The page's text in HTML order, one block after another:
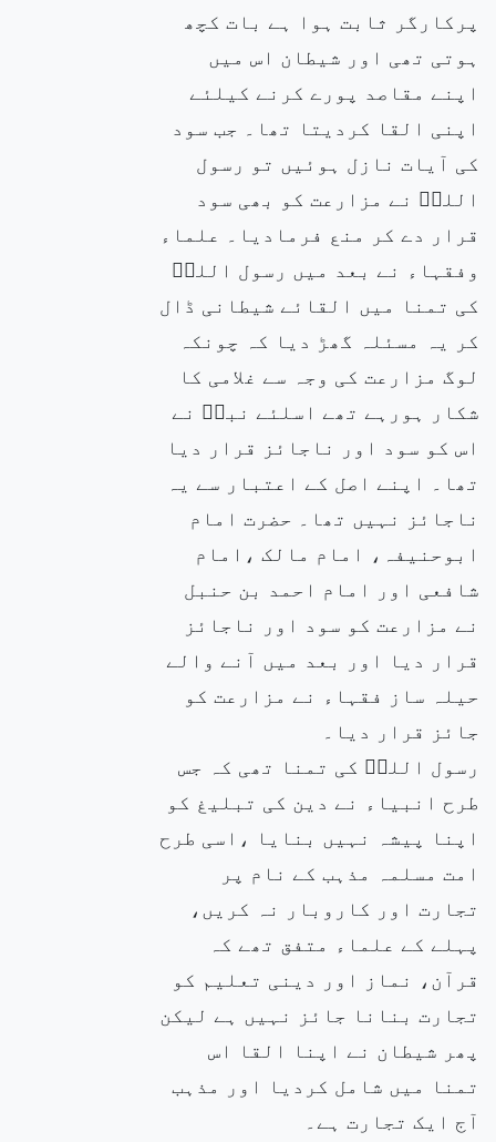
پرکارگر ثابت ہوا ہے بات کچھ
ہوتی تھی اور شیطان اس میں
اپنے مقاصد پورے کرنے کیلئے
اپنی القا کردیتا تھا۔ جب سود
کی آیات نازل ہوئیں تو رسول
اللہۖ نے مزارعت کو بھی سود
قرار دے کر منع فرمادیا۔ علماء
وفقہاء نے بعد میں رسول اللہۖ
کی تمنا میں القائے شیطانی ڈال
کر یہ مسئلہ گھڑ دیا کہ چونکہ
لوگ مزارعت کی وجہ سے غلامی کا
شکار ہورہے تھے اسلئے نبیۖ نے
اس کو سود اور ناجائز قرار دیا
تھا۔ اپنے اصل کے اعتبار سے یہ
ناجائز نہیں تھا۔ حضرت امام
ابوحنیفہ، امام مالک ،امام
شافعی اور امام احمد بن حنبل
نے مزارعت کو سود اور ناجائز
قرار دیا اور بعد میں آنے والے
حیلہ ساز فقہاء نے مزارعت کو
جائز قرار دیا۔
رسول اللہۖ کی تمنا تھی کہ جس
طرح انبیاء نے دین کی تبلیغ کو
اپنا پیشہ نہیں بنایا ،اسی طرح
امت مسلمہ مذہب کے نام پر
تجارت اور کاروبار نہ کریں،
پہلے کے علماء متفق تھے کہ
قرآن، نماز اور دینی تعلیم کو
تجارت بنانا جائز نہیں ہے لیکن
پھر شیطان نے اپنا القا اس
تمنا میں شامل کردیا اور مذہب
آج ایک تجارت ہے۔